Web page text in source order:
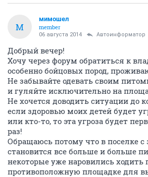
М
мимошел
member
06 августа 2014 Автоинформатор
Добрый вечер!
Хочу через форум обратиться к
особенно бойцовых пород,
Не забывайте одевать своим
и гуляйте исключительно на
Не хочется доводить ситуации до
если здоровью моих детей будет
или кто-то, то эта угроза будет
раз!
Обращаюсь потому что в поселке
становится все больше и больше
некоторые уже наровились ходить
противоположную площадке для